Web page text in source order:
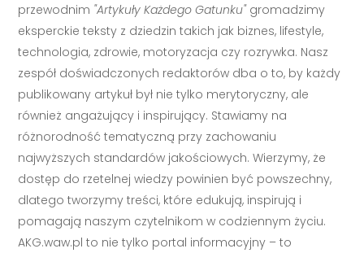
przewodnim "Artykuły Każdego Gatunku"gromadzimy
eksperckie teksty z dziedzin takich jak biznes, lifestyle,
technologia, zdrowie, motoryzacja czy rozrywka. Nasz
zespół doświadczonych redaktorów dba o to, by każdy
publikowany artykuł był nie tylko merytoryczny, ale
również angażujący i inspirujący. Stawiamy na
różnorodność tematyczną przy zachowaniu
najwyższych standardów jakościowych. Wierzymy, że
dostęp do rzetelnej wiedzy powinien być powszechny,
dlatego tworzymy treści, które edukują, inspirują i
pomagają naszym czytelnikom w codziennym życiu.
AKG.waw.pl to nie tylko portal informacyjny – to